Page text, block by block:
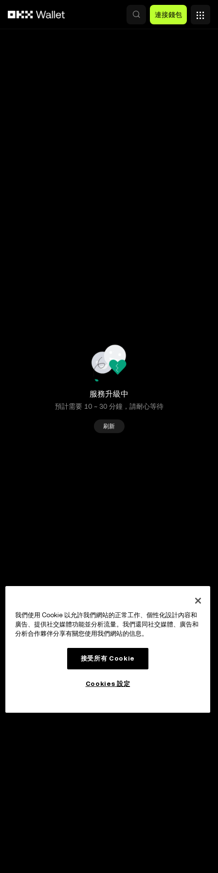
連接錢包
服務升級中
預計需要 10 ~ 30 分鐘，請耐心等待
刷新
我們使用 Cookie 以允許我們網站的正常工作、個性化設計內容和
廣告、提供社交媒體功能並分析流量。我們還同社交媒體、廣告和
分析合作夥伴分享有關您使用我們網站的信息。
接受所有 Cookie
Cookies 設定